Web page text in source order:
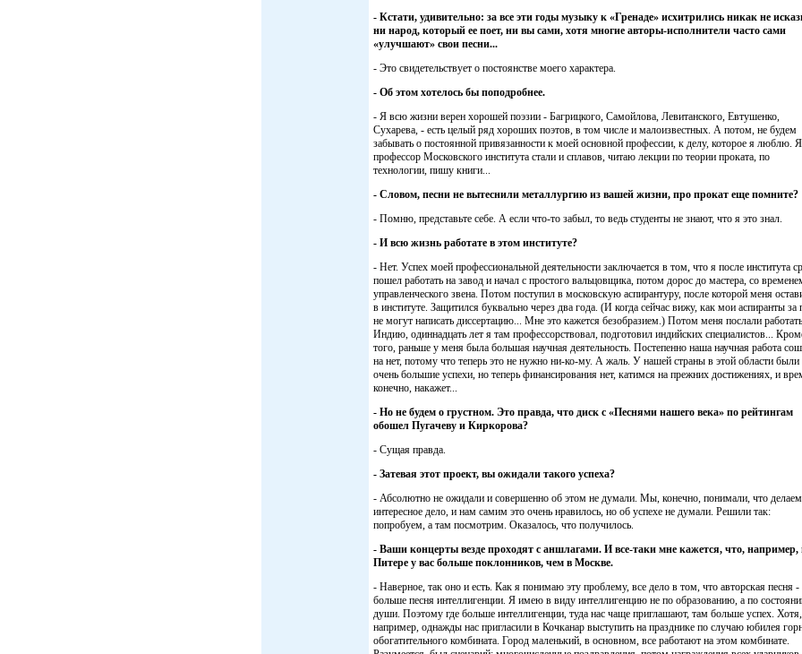
- Кстати, удивительно: за все эти годы музыку к «Гренаде» исхитрились никак не
ни народ, который ее поет, ни вы сами, хотя многие авторы-исполнители часто сами
«улучшают» свои песни...
- Это свидетельствует о постоянстве моего характера.
- Об этом хотелось бы поподробнее.
- Я всю жизни верен хорошей поэзии - Багрицкого, Самойлова, Левитанского, Евтушенко,
Сухарева, - есть целый ряд хороших поэтов, в том числе и малоизвестных. А потом, не будем
забывать о постоянной привязанности к моей основной профессии, к делу, которое я люблю. Я
профессор Московского института стали и сплавов, читаю лекции по теории проката, по
технологии, пишу книги...
- Словом, песни не вытеснили металлургию из вашей жизни, про прокат еще помните?
- Помню, представьте себе. А если что-то забыл, то ведь студенты не знают, что я это знал.
- И всю жизнь работате в этом институте?
- Нет. Успех моей профессиональной деятельности заключается в том, что я после института
пошел работать на завод и начал с простого вальцовщика, потом дорос до мастера, со
управленческого звена. Потом поступил в московскую аспирантуру, после которой меня
в институте. Защитился буквально через два года. (И когда сейчас вижу, как мои аспиранты за
не могут написать диссертацию... Мне это кажется безобразием.) Потом меня послали
Индию, одиннадцать лет я там профессорствовал, подготовил индийских специалистов...
того, раньше у меня была большая научная деятельность. Постепенно наша научная работа
на нет, потому что теперь это не нужно ни-ко-му. А жаль. У нашей страны в этой области были
очень большие успехи, но теперь финансирования нет, катимся на прежних достижениях, и
конечно, накажет...
- Но не будем о грустном. Это правда, что диск с «Песнями нашего века» по рейтингам
обошел Пугачеву и Киркорова?
- Сущая правда.
- Затевая этот проект, вы ожидали такого успеха?
- Абсолютно не ожидали и совершенно об этом не думали. Мы, конечно, понимали, что делаем
интересное дело, и нам самим это очень нравилось, но об успехе не думали. Решили так:
попробуем, а там посмотрим. Оказалось, что получилось.
- Ваши концерты везде проходят с аншлагами. И все-таки мне кажется, что, например,
Питере у вас больше поклонников, чем в Москве.
- Наверное, так оно и есть. Как я понимаю эту проблему, все дело в том, что авторская песня -
больше песня интеллигенции. Я имею в виду интеллигенцию не по образованию, а по
души. Поэтому где больше интеллигенции, туда нас чаще приглашают, там больше успех. Хотя,
например, однажды нас пригласили в Кочканар выступить на празднике по случаю юбилея
обогатительного комбината. Город маленький, в основном, все работают на этом комбинате.